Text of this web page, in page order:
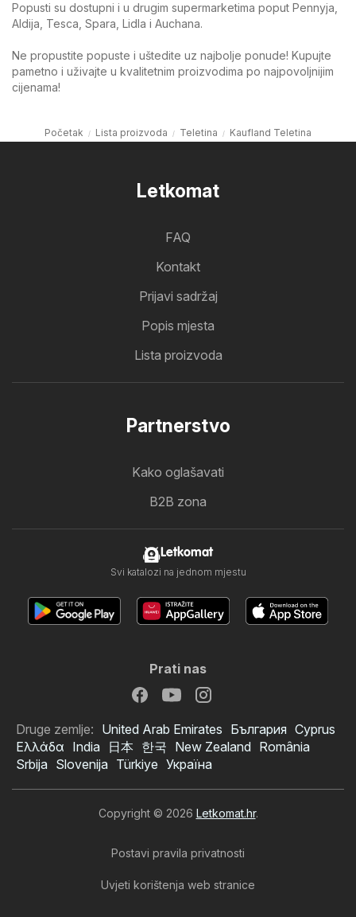
Popusti su dostupni i u drugim supermarketima poput Pennyja,
Aldija, Tesca, Spara, Lidla i Auchana.
Ne propustite popuste i uštedite uz najbolje ponude! Kupujte
pametno i uživajte u kvalitetnim proizvodima po najpovoljnijim
cijenama!
Početak Lista proizvoda Teletina Kaufland Teletina
Letkomat
FAQ
Kontakt
Prijavi sadržaj
Popis mjesta
Lista proizvoda
Partnerstvo
Kako oglašavati
B2B zona
Letkomat
Svi katalozi na jednom mjestu
Prati nas
Druge zemlje: United Arab Emirates България Cyprus
Ελλάδα India 日本 한국 New Zealand România
Srbija Slovenija Türkiye Україна
Copyright © 2026 Letkomat.hr.
Postavi pravila privatnosti
Uvjeti korištenja web stranice